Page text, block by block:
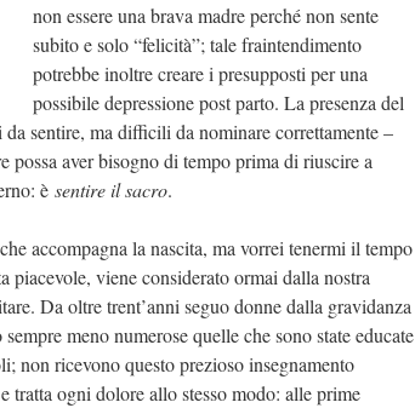
non essere una brava madre perché non sente
subito e solo “felicità”; tale fraintendimento
potrebbe inoltre creare i presupposti per una
possibile depressione post parto. La presenza del
sentire, ma difficili da nominare correttamente –
possa aver bisogno di tempo prima di riuscire a
è sentire il sacro.
accompagna la nascita, ma vorrei tenermi il tempo
viene considerato ormai dalla nostra
Da oltre trent’anni seguo donne dalla gravidanza
meno numerose quelle che sono state educate
non ricevono questo prezioso insegnamento
tratta ogni dolore allo stesso modo: alle prime